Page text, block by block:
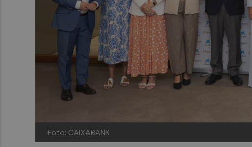
Foto: CAIXABANK